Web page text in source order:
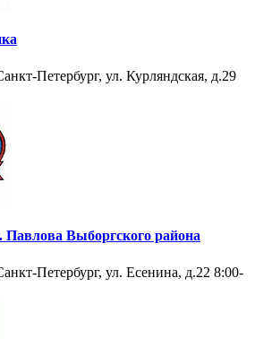
Петербург, ул. Курляндская, д.29
Выборгского района
Петербург, ул. Есенина, д.22 8:00-